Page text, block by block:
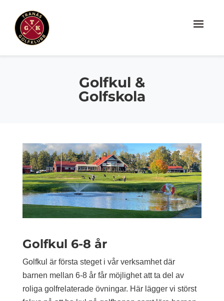
Golfkul &
Golfskola
Golfkul 6-8 år
Golfkul är första steget i vår verksamhet där
barnen mellan 6-8 år får möjlighet att ta del av
roliga golfrelaterade övningar. Här lägger vi störst